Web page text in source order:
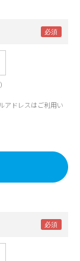
アドレスはご利用い